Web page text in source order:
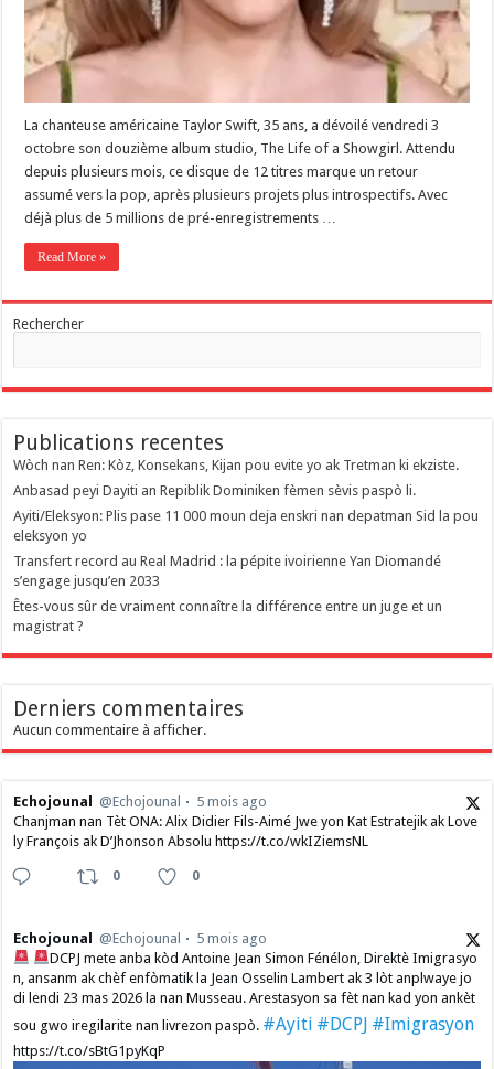
La chanteuse américaine Taylor Swift, 35 ans, a dévoilé vendredi 3
octobre son douzième album studio, The Life of a Showgirl. Attendu
depuis plusieurs mois, ce disque de 12 titres marque un retour
assumé vers la pop, après plusieurs projets plus introspectifs. Avec
déjà plus de 5 millions de pré-enregistrements …
Read More »
Rechercher
Publications recentes
Wòch nan Ren: Kòz, Konsekans, Kijan pou evite yo ak Tretman ki ekziste.
Anbasad peyi Dayiti an Repiblik Dominiken fèmen sèvis paspò li.
Ayiti/Eleksyon: Plis pase 11 000 moun deja enskri nan depatman Sid la pou
eleksyon yo
Transfert record au Real Madrid : la pépite ivoirienne Yan Diomandé
s’engage jusqu’en 2033
Êtes-vous sûr de vraiment connaître la différence entre un juge et un
magistrat ?
Derniers commentaires
Aucun commentaire à afficher.
Echojounal @Echojounal
5 mois ago
Chanjman nan Tèt ONA: Alix Didier Fils-Aimé Jwe yon Kat Estratejik ak Love
ly François ak D’Jhonson Absolu https://t.co/wkIZiemsNL
0 0
Echojounal @Echojounal
5 mois ago
DCPJ mete anba kòd Antoine Jean Simon Fénélon, Direktè Imigrasyo
n, ansanm ak chèf enfòmatik la Jean Osselin Lambert ak 3 lòt anplwaye jo
di lendi 23 mas 2026 la nan Musseau. Arestasyon sa fèt nan kad yon ankèt
sou gwo iregilarite nan livrezon paspò. #Ayiti #DCPJ #Imigrasyon
https://t.co/sBtG1pyKqP